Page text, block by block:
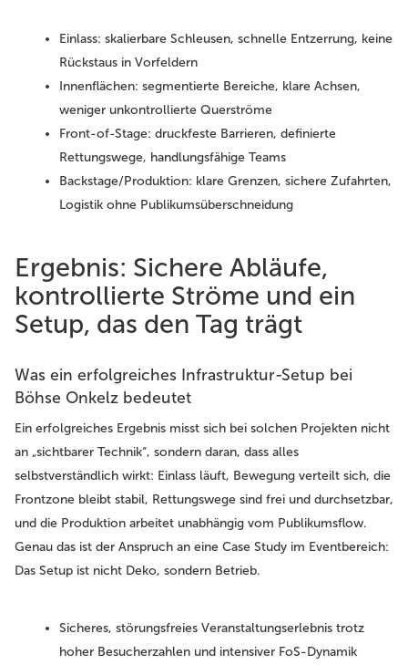
Einlass: skalierbare Schleusen, schnelle Entzerrung, keine
Rückstaus in Vorfeldern
Innenflächen: segmentierte Bereiche, klare Achsen,
weniger unkontrollierte Querströme
Front-of-Stage: druckfeste Barrieren, definierte
Rettungswege, handlungsfähige Teams
Backstage/Produktion: klare Grenzen, sichere Zufahrten,
Logistik ohne Publikumsüberschneidung
Ergebnis: Sichere Abläufe,
kontrollierte Ströme und ein
Setup, das den Tag trägt
Was ein erfolgreiches Infrastruktur-Setup bei
Böhse Onkelz bedeutet
Ein erfolgreiches Ergebnis misst sich bei solchen Projekten nicht
an „sichtbarer Technik“, sondern daran, dass alles
selbstverständlich wirkt: Einlass läuft, Bewegung verteilt sich, die
Frontzone bleibt stabil, Rettungswege sind frei und durchsetzbar,
und die Produktion arbeitet unabhängig vom Publikumsflow.
Genau das ist der Anspruch an eine Case Study im Eventbereich:
Das Setup ist nicht Deko, sondern Betrieb.
Sicheres, störungsfreies Veranstaltungserlebnis trotz
hoher Besucherzahlen und intensiver FoS-Dynamik